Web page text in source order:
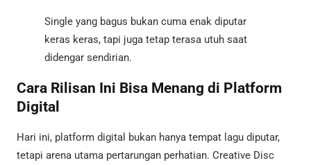
Single yang bagus bukan cuma enak diputar
keras keras, tapi juga tetap terasa utuh saat
didengar sendirian.
Cara Rilisan Ini Bisa Menang di Platform
Digital
Hari ini, platform digital bukan hanya tempat lagu diputar,
tetapi arena utama pertarungan perhatian. Creative Disc